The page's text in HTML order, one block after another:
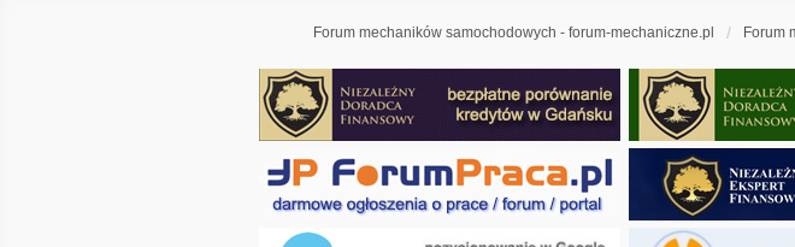
Forum mechaników samochodowych - forum-mechaniczne.pl Forum